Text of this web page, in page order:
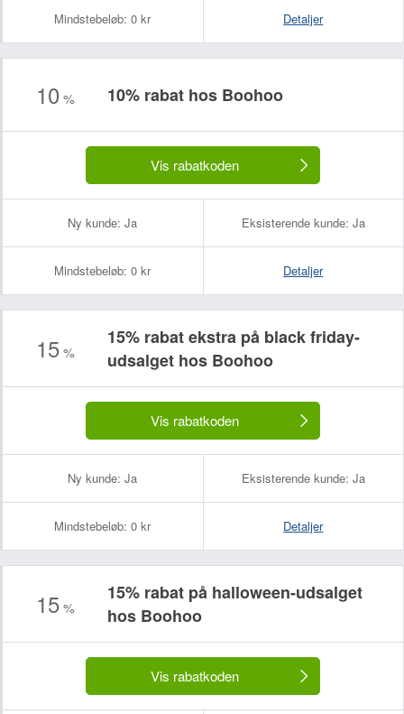
Mindstebeløb: 0 kr Detaljer
10 % 10% rabat hos Boohoo
Vis rabatkoden
Ny kunde: Ja Eksisterende kunde: Ja
Mindstebeløb: 0 kr Detaljer
15 %
15% rabat ekstra på black friday-
udsalget hos Boohoo
Vis rabatkoden
Ny kunde: Ja Eksisterende kunde: Ja
Mindstebeløb: 0 kr Detaljer
15 %
15% rabat på halloween-udsalget
hos Boohoo
Vis rabatkoden